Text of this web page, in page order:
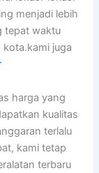
menjadi lebih
tepat waktu
juga
harga yang
kualitas
terlalu
kami tetap
terbaru